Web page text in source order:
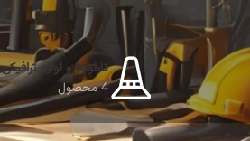
تابلوها و لوازم ترافیکی
4 محصول